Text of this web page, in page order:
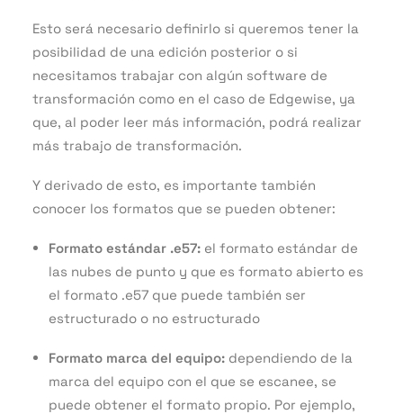
Esto será necesario definirlo si queremos tener la
posibilidad de una edición posterior o si
necesitamos trabajar con algún software de
transformación como en el caso de Edgewise, ya
que, al poder leer más información, podrá realizar
más trabajo de transformación.
Y derivado de esto, es importante también
conocer los formatos que se pueden obtener:
Formato estándar .e57: el formato estándar de
las nubes de punto y que es formato abierto es
el formato .e57 que puede también ser
estructurado o no estructurado
Formato marca del equipo: dependiendo de la
marca del equipo con el que se escanee, se
puede obtener el formato propio. Por ejemplo,